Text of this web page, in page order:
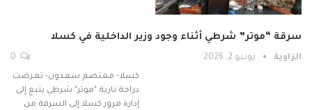
سرقة “موتر” شرطي أثناء وجود وزير الداخلية في كسلا
الزاوية يونيو 2, 2026
كسلا- معتصم سعدون- تعرضت
دراجة نارية "موتر" شرطي يتبع إلى
إدارة مرور كسلا إلى السرقة من